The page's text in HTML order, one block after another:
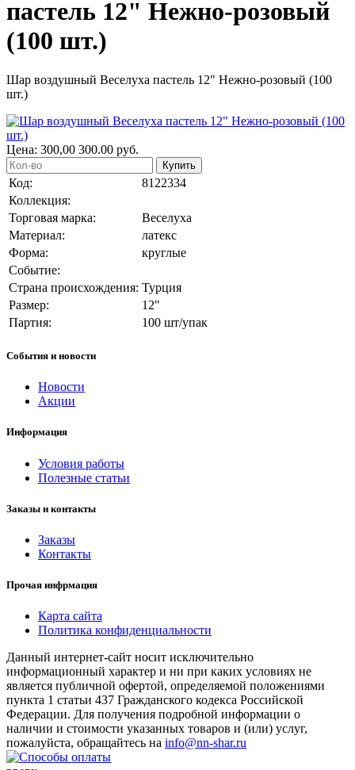
пастель 12" Нежно-розовый
(100 шт.)
Шар воздушный Веселуха пастель 12" Нежно-розовый (100
шт.)
Цена: 300,00 300.00 руб.
Купить
Код:
8122334
Коллекция:
Торговая марка:
Веселуха
Материал:
латекс
Форма:
круглые
Событие:
Страна происхождения: Турция
Размер:
12"
Партия:
100 шт/упак
События и новости
Новости
Акции
Информация
Условия работы
Полезные статьи
Заказы и контакты
Заказы
Контакты
Прочая инфрмация
Карта сайта
Политика конфиденциальности
Данный интернет-сайт носит исключительно
информационный характер и ни при каких условиях не
является публичной офертой, определяемой положениями
пункта 1 статьи 437 Гражданского кодекса Российской
Федерации. Для получения подробной информации о
наличии и стоимости указанных товаров и (или) услуг,
пожалуйста, обращайтесь на info@nn-shar.ru